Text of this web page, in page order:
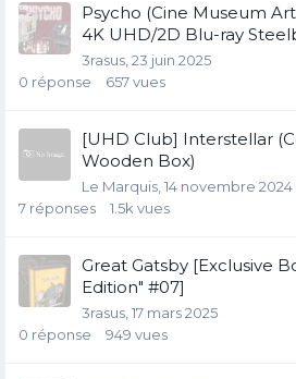
Psycho (Cine Museum
4K UHD/2D Blu-ray
3rasus 23 juin 2025
0 réponse 657vues
[UHD Club] Interstellar
Wooden Box)
Le Marquis 14 novembre 2024
7 réponses 1.5k vues
Great Gatsby [Exclusive
Edition" #07]
3rasus 17 mars 2025
0 réponse 949 vues